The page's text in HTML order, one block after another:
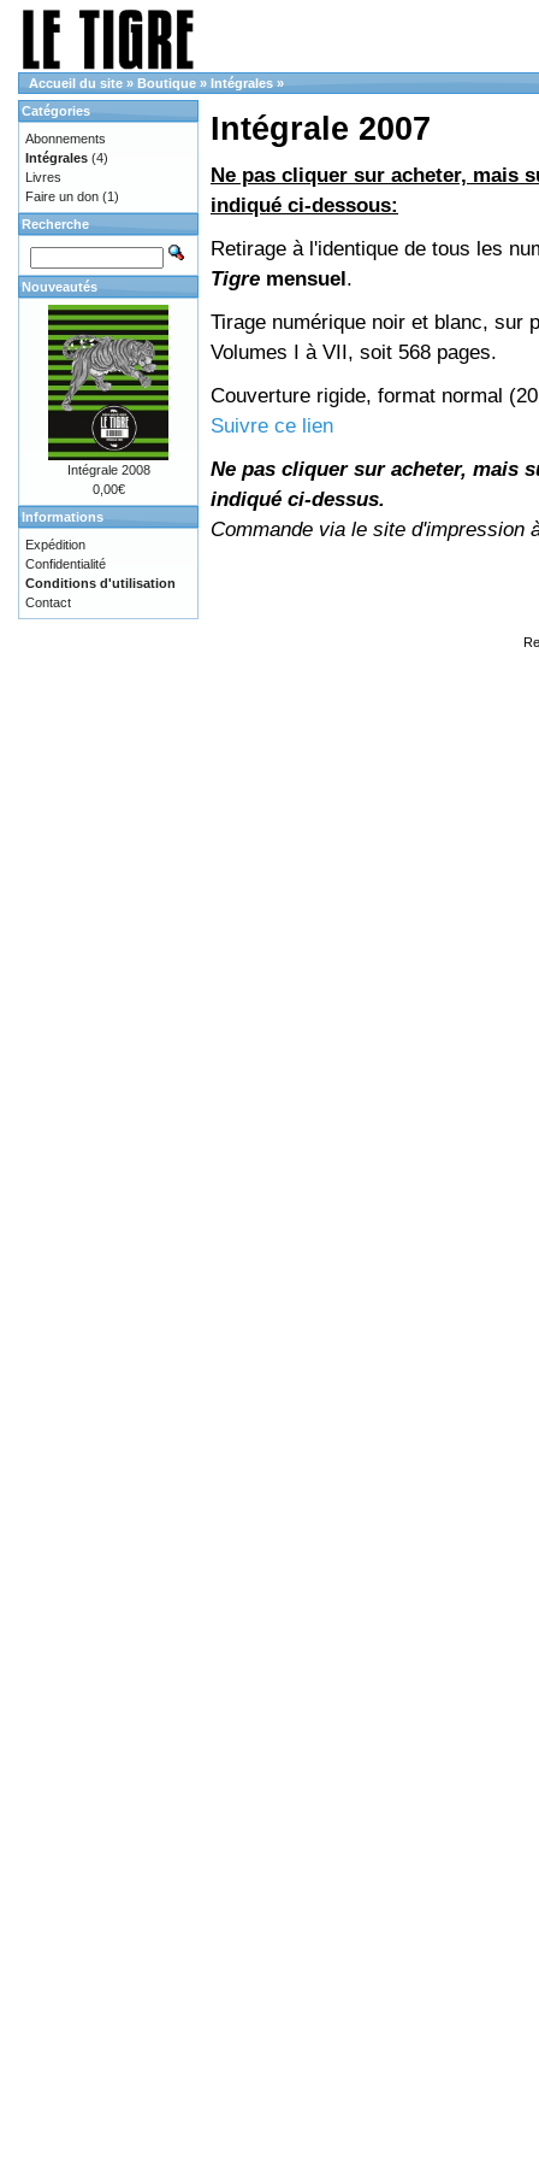
Accueil du site » Boutique » Intégrales »
Intégrale 2007
Ne pas cliquer sur acheter, mais
indiqué ci-dessous:
Retirage à l'identique de tous les
Tigre mensuel.
Tirage numérique noir et blanc, sur
Volumes I à VII, soit 568 pages.
Couverture rigide, format normal
Suivre ce lien
Ne pas cliquer sur acheter, mais
indiqué ci-dessus.
Commande via le site d'impression
Catégories
Abonnements
Intégrales (4)
Livres
Faire un don (1)
Recherche
Nouveautés
Intégrale 2008
0,00€
Informations
Expédition
Confidentialité
Conditions d'utilisation
Contact